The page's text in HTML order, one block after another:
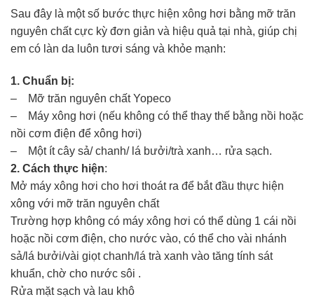
Sau đây là một số bước thực hiện xông hơi bằng mỡ trăn
nguyên chất cực kỳ đơn giản và hiệu quả tại nhà, giúp chị
em có làn da luôn tươi sáng và khỏe mạnh:
1. Chuẩn bị:
– Mỡ trăn nguyên chất Yopeco
– Máy xông hơi (nếu không có thể thay thế bằng nồi hoặc
nồi cơm điện để xông hơi)
– Một ít cây sả/ chanh/ lá bưởi/trà xanh… rửa sạch.
2. Cách thực hiện:
Mở máy xông hơi cho hơi thoát ra để bắt đầu thực hiện
xông với mỡ trăn nguyên chất
Trường hợp không có máy xông hơi có thể dùng 1 cái nồi
hoặc nồi cơm điện, cho nước vào, có thể cho vài nhánh
sả/lá bưởi/vài giọt chanh/lá trà xanh vào tăng tính sát
khuẩn, chờ cho nước sôi .
Rửa mặt sạch và lau khô